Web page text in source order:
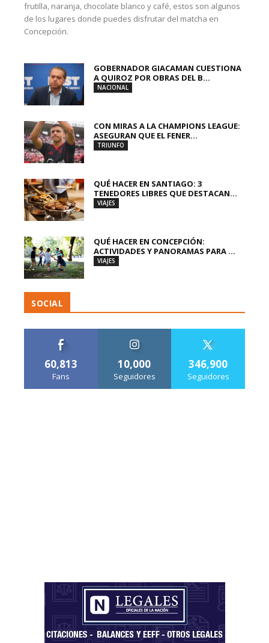
frutilla, naranja, chocolate blanco y café, estos son algunos
de los lugares donde puedes disfrutar del matcha en
Concepción.
GOBERNADOR GIACAMAN CUESTIONA
A QUIROZ POR OBRAS DEL B...
NACIONAL
CON MIRAS A LA CHAMPIONS LEAGUE:
ASEGURAN QUE EL FENER...
TRIUNFO
QUÉ HACER EN SANTIAGO: 3
TENEDORES LIBRES QUE DESTACAN...
VIAJES
QUÉ HACER EN CONCEPCIÓN:
ACTIVIDADES Y PANORAMAS PARA ...
VIAJES
SOCIAL
60,813
Fans
10,000
Seguidores
346,900
Seguidores